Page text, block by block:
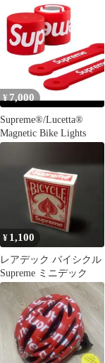
ット※おまけつき
¥ 7,000
Supreme®/Lucetta®
Magnetic Bike Lights
¥ 1,100
レアデック バイシクル
Supreme ミニデック